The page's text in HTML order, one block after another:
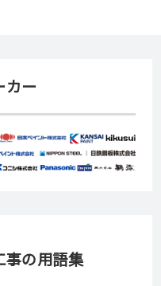
カー
事の用語集